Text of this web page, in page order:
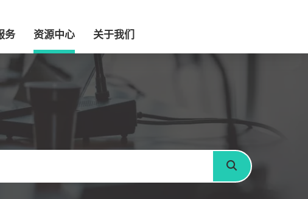
务 资源中心 关于我们
搜寻